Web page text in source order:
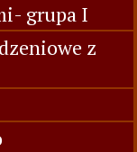
grupa I
z